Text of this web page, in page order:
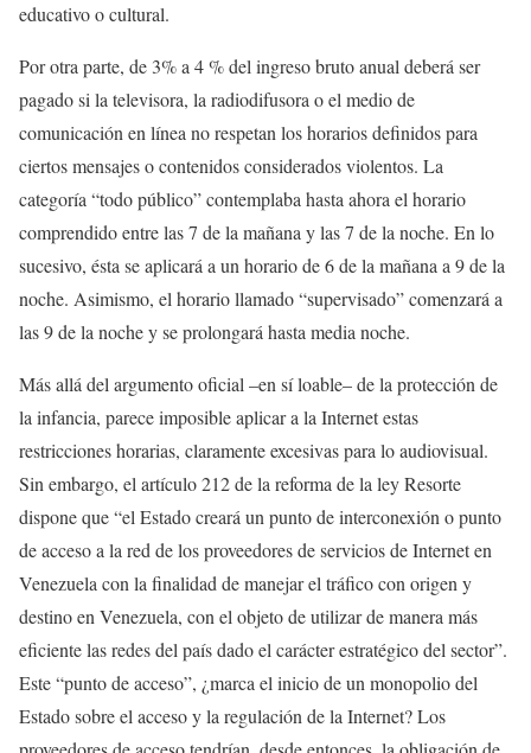
educativo o cultural.
Por otra parte, de 3% a 4 % del ingreso bruto anual deberá ser
pagado si la televisora, la radiodifusora o el medio de
comunicación en línea no respetan los horarios definidos para
ciertos mensajes o contenidos considerados violentos. La
categoría “todo público” contemplaba hasta ahora el horario
comprendido entre las 7 de la mañana y las 7 de la noche. En lo
sucesivo, ésta se aplicará a un horario de 6 de la mañana a 9 de la
noche. Asimismo, el horario llamado “supervisado” comenzará a
las 9 de la noche y se prolongará hasta media noche.
Más allá del argumento oficial –en sí loable– de la protección de
la infancia, parece imposible aplicar a la Internet estas
restricciones horarias, claramente excesivas para lo audiovisual.
Sin embargo, el artículo 212 de la reforma de la ley Resorte
dispone que “el Estado creará un punto de interconexión o punto
de acceso a la red de los proveedores de servicios de Internet en
Venezuela con la finalidad de manejar el tráfico con origen y
destino en Venezuela, con el objeto de utilizar de manera más
eficiente las redes del país dado el carácter estratégico del sector”.
Este “punto de acceso”, ¿marca el inicio de un monopolio del
Estado sobre el acceso y la regulación de la Internet? Los